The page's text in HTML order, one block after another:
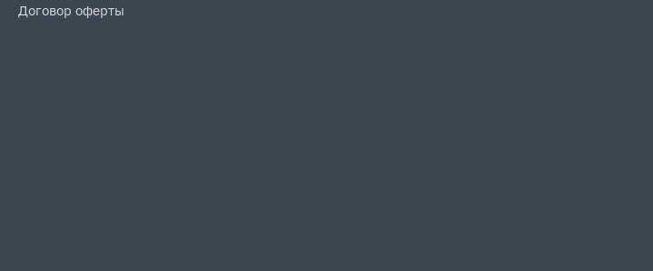
Договор оферты